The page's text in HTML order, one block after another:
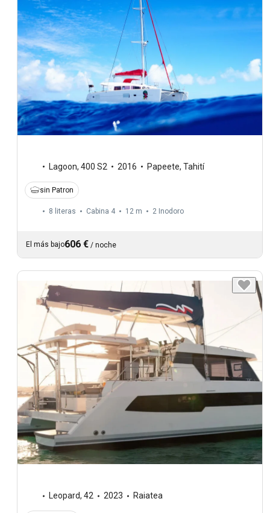
Lagoon, 400 S2 2016 Papeete, Tahití
sin Patron
8 literas Cabina 4 12 m 2 Inodoro
El más bajo606 € / noche
Leopard, 42 2023 Raiatea